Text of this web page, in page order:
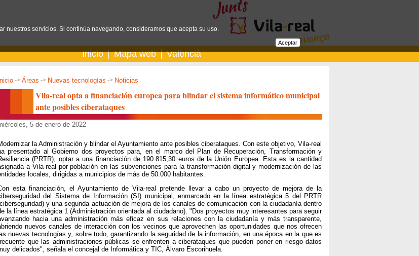
Inicio Mapa web Valencià
Inicio -> Áreas -> Nuevas tecnologías -> Noticias
Vila-real opta a financiación europea para blindar el sistema informático municipal
ante posibles ciberataques
5 de enero de 2022
la Administración y blindar el Ayuntamiento ante posibles ciberataques. Con este objetivo, Vila-real
presentado al Gobierno dos proyectos para, en el marco del Plan de Recuperación, Transformación y
(PRTR), optar a una financiación de 190.815,30 euros de la Unión Europea. Esta es la cantidad
a Vila-real por población en las subvenciones para la transformación digital y modernización de las
locales, dirigidas a municipios de más de 50.000 habitantes.
esta financiación, el Ayuntamiento de Vila-real pretende llevar a cabo un proyecto de mejora de la
del Sistema de Información (SI) municipal, enmarcado en la línea estratégica 5 del PRTR
y una segunda actuación de mejora de los canales de comunicación con la ciudadanía dentro
la línea estratégica 1 (Administración orientada al ciudadano). "Dos proyectos muy interesantes para seguir
hacia una administración más eficaz en sus relaciones con la ciudadanía y más transparente,
nuevos canales de interacción con los vecinos que aprovechen las oportunidades que nos ofrecen
nuevas tecnologías y, sobre todo, garantizando la seguridad de la información, en una época en la que es
que las administraciones públicas se enfrenten a ciberataques que pueden poner en riesgo datos
delicados", señala el concejal de Informática y TIC, Álvaro Escorihuela.
nuestros servicios. Si continúa navegando, consideramos que acepta su uso.
Aceptar